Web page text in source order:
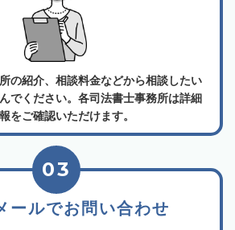
の紹介、相談料金などから相談したい
でください。各司法書士事務所は詳細
をご確認いただけます。
ールでお問い合わせ
03